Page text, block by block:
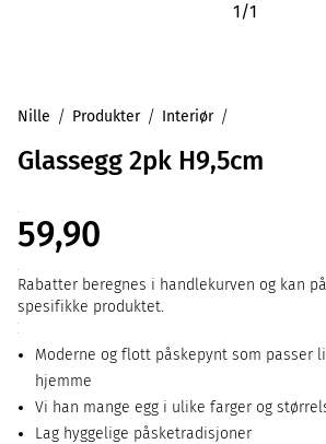
1/1
Nille Produkter Interiør
Glassegg 2pk H9,5cm
59,90
Rabatter beregnes i handlekurven og kan
spesifikke produktet.
Moderne og flott påskepynt som passer
hjemme
Vi han mange egg i ulike farger og
Lag hyggelige påsketradisjoner